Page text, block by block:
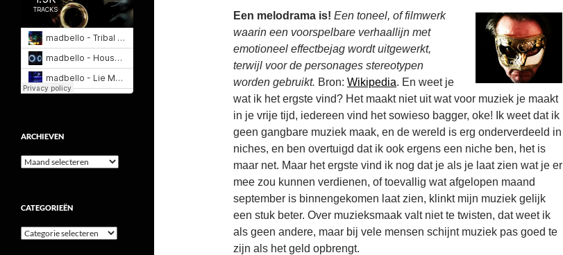
Een melodrama is! Een toneel, of filmwerk
waarin een voorspelbare verhaallijn met
emotioneel effectbejag wordt uitgewerkt,
terwijl voor de personages stereotypen
worden gebruikt. Bron: Wikipedia. En weet je
wat ik het ergste vind? Het maakt niet uit wat voor muziek je maakt
in je vrije tijd, iedereen vind het sowieso bagger, oke! Ik weet dat ik
geen gangbare muziek maak, en de wereld is erg onderverdeeld in
niches, en ben overtuigd dat ik ook ergens een niche ben, het is
maar net. Maar het ergste vind ik nog dat je als je laat zien wat je er
mee zou kunnen verdienen, of toevallig wat afgelopen maand
september is binnengekomen laat zien, klinkt mijn muziek gelijk
een stuk beter. Over muzieksmaak valt niet te twisten, dat weet ik
als geen andere, maar bij vele mensen schijnt muziek pas goed te
zijn als het geld opbrengt.
ARCHIEVEN
Archieven
CATEGORIEËN
Categorieën